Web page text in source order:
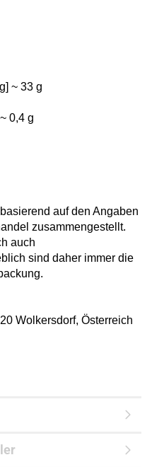
~ 33 g
0,4 g
auf den Angaben
zusammengestellt.
auch
sind daher immer die
Wolkersdorf, Österreich